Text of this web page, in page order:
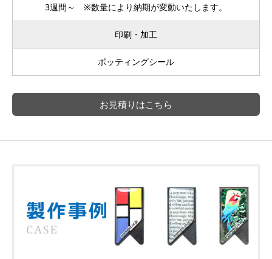
3週間～ ※数量により納期が変動いたします。
印刷・加工
ポッティングシール
お見積りはこちら